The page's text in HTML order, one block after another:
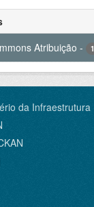
Atribuição - 1
da Infraestrutura